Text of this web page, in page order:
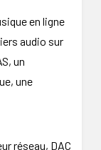
en ligne
audio sur
un
une
réseau, DAC